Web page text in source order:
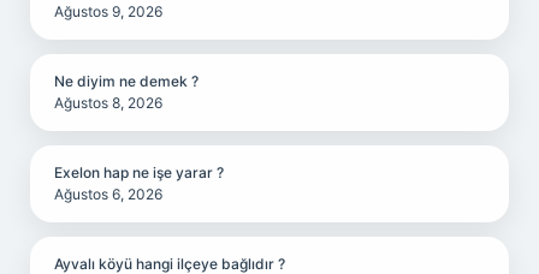
Ağustos 9, 2026
Ne diyim ne demek ?
Ağustos 8, 2026
Exelon hap ne işe yarar ?
Ağustos 6, 2026
Ayvalı köyü hangi ilçeye bağlıdır ?